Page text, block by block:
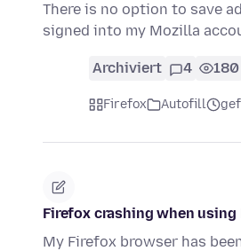
There is no option to save
signed into my Mozilla
Archiviert 4 180
Firefox Autofill
Firefox crashing when using
My Firefox browser has